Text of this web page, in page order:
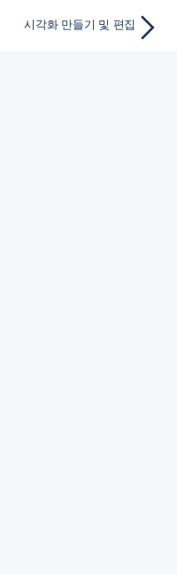
시각화 만들기 및 편집